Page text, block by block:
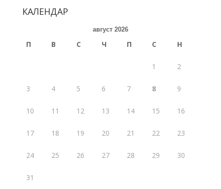
КАЛЕНДАР
август 2026
П В С Ч П С Н
1 2
3 4 5 6 7 8 9
10 11 12 13 14 15 16
17 18 19 20 21 22 23
24 25 26 27 28 29 30
31